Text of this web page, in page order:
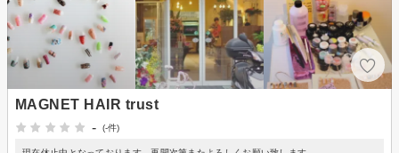
MAGNET HAIR trust
-
(-件)